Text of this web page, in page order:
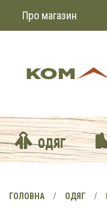
Про магазин
ОДЯГ
ГОЛОВНА ОДЯГ